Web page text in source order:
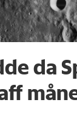
da